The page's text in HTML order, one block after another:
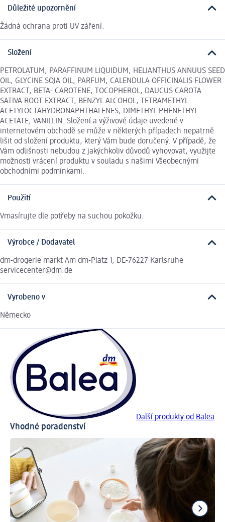
Důležité upozornění
Žádná ochrana proti UV záření.
Složení
PETROLATUM, PARAFFINUM LIQUIDUM, HELIANTHUS ANNUUS SEED
OIL, GLYCINE SOJA OIL, PARFUM, CALENDULA OFFICINALIS FLOWER
EXTRACT, BETA- CAROTENE, TOCOPHEROL, DAUCUS CAROTA
SATIVA ROOT EXTRACT, BENZYL ALCOHOL, TETRAMETHYL
ACETYLOCTAHYDRONAPHTHALENES, DIMETHYL PHENETHYL
ACETATE, VANILLIN. Složení a výživové údaje uvedené v
internetovém obchodě se může v některých případech nepatrně
lišit od složení produktu, který Vám bude doručený. V případě, že
Vám odlišnosti nebudou z jakýchkoliv důvodů vyhovovat, využijte
možnosti vrácení produktu v souladu s našimi Všeobecnými
obchodními podmínkami.
Použití
Vmasírujte dle potřeby na suchou pokožku.
Výrobce / Dodavatel
dm-drogerie markt Am dm-Platz 1, DE-76227 Karlsruhe
servicecenter@dm.de
Vyrobeno v
Německo
Další produkty od Balea
Vhodné poradenství